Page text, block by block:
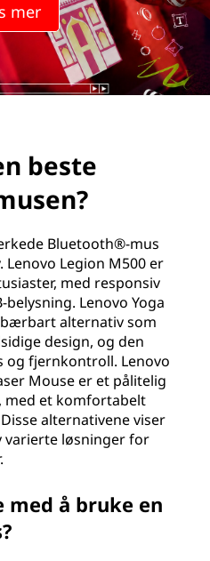
mer
beste
Bluetooth®-mus
Legion M500 er
med responsiv
Lenovo Yoga
alternativ som
design, og den
og fjernkontroll. Lenovo
Mouse er et pålitelig
et komfortabelt
alternativene viser
varierte løsninger for
med å bruke en